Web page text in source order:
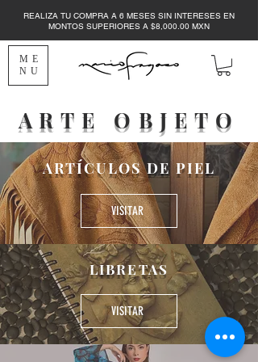
ME
NU
REALIZA TU COMPRA A 6 MESES SIN INTERESES EN
MONTOS SUPERIORES A $8,000.00 MXN
ARTE OBJETO
ARTÍCULOS DE PIEL
VISITAR
LIBRETAS
VISITAR